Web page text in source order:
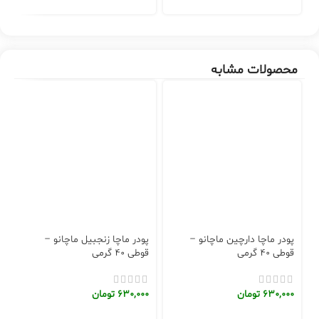
محصولات مشابه
پودر ماچا دارچین ماچانو –
قوطی 40 گرمی
630,000 تومان
پودر ماچا زنجبیل ماچانو –
قوطی 40 گرمی
630,000 تومان